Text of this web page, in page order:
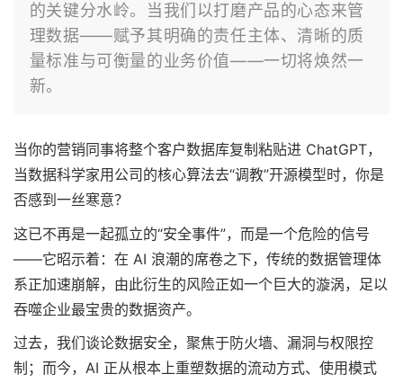
的关键分水岭。当我们以打磨产品的心态来管
理数据——赋予其明确的责任主体、清晰的质
量标准与可衡量的业务价值——一切将焕然一
新。
当你的营销同事将整个客户数据库复制粘贴进 ChatGPT，
当数据科学家用公司的核心算法去“调教”开源模型时，你是
否感到一丝寒意？
这已不再是一起孤立的“安全事件”，而是一个危险的信号
——它昭示着：在 AI 浪潮的席卷之下，传统的数据管理体
系正加速崩解，由此衍生的风险正如一个巨大的漩涡，足以
吞噬企业最宝贵的数据资产。
过去，我们谈论数据安全，聚焦于防火墙、漏洞与权限控
制；而今，AI 正从根本上重塑数据的流动方式、使用模式